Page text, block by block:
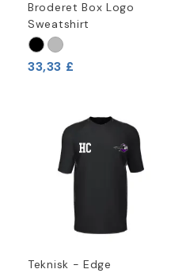
Broderet Box Logo
Sweatshirt
33,33 £
Teknisk - Edge